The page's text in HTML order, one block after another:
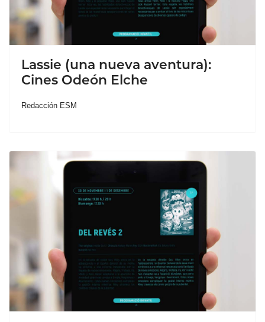
Lassie (una nueva aventura):
Cines Odeón Elche
Redacción ESM